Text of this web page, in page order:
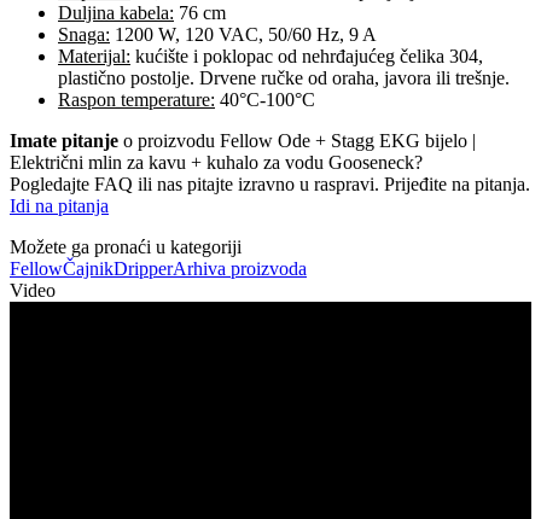
Duljina kabela: 76 cm
Snaga: 1200 W, 120 VAC, 50/60 Hz, 9 A
Materijal: kućište i poklopac od nehrđajućeg čelika 304,
plastično postolje. Drvene ručke od oraha, javora ili trešnje.
Raspon temperature: 40°C-100°C
Imate pitanje o proizvodu Fellow Ode + Stagg EKG bijelo |
Električni mlin za kavu + kuhalo za vodu Gooseneck?
Pogledajte FAQ ili nas pitajte izravno u raspravi. Prijeđite na pitanja.
Idi na pitanja
Možete ga pronaći u kategoriji
FellowČajnikDripperArhiva proizvoda
Video